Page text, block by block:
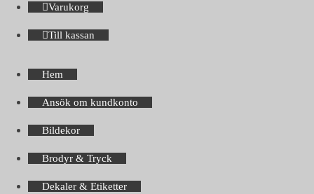
Varukorg
Till kassan
Hem
Ansök om kundkonto
Bildekor
Brodyr & Tryck
Dekaler & Etiketter